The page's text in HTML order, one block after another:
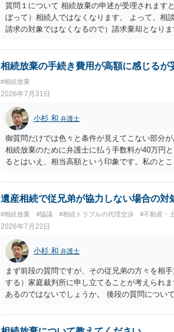
質問１について 相続放棄の申述が受理されます
ぼって）相続人ではなくなります。 よって、相
請求の対象ではなくなるので）請求棄却となり
１回期日は出席する必要がありません。その日
す。 質問３について 弁護士ではないので、ｍ
考まで。
相続放棄の手続き費用が高額に感じるが
#相続放棄
2026年7月31日
小杉 和 弁護士
御質問だけでは色々と条件が見えてこない部分
相続放棄のために弁護士に払う手数料が40万円
るとはいえ、相当高額という印象です。私のと
おいてください。 話を元に戻して、弁護士に対
法テラスに御連絡なさって弁護士との相談を予
なる）ようですので、比較的短い熟慮期間のこ
しょう。 もし法テラスが御利用になれない、あ
弁護士を適宜探し（WEB等で）、問い合わせて
価な手数料でのお仕事になるのであまり前向き
所に聞いて（相見積もりをとって）、一番安い
さんの御希望をかなえることができるのではな
くもないとは思います。その場合、かかるのは
サイトから用紙を取得すると共に必要な書類を
理通知書を待つという流れになります。
遺産相続で従兄弟が協力しない場合の対
#相続放棄 #協議 #相続トラブルの代理交渉 #不動産・
2026年7月22日
小杉 和 弁護士
まず前段の質問ですが、その従兄弟の方々を相
する）家庭裁判所に申し立てることが考えられ
あるのではないでしょうか。 後段の質問につい